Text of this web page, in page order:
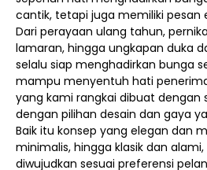
cantik, tetapi juga memiliki pesan
Dari perayaan ulang tahun,
lamaran, hingga ungkapan duka
selalu siap menghadirkan bunga
mampu menyentuh hati
yang kami rangkai dibuat dengan
dengan pilihan desain dan gaya
Baik itu konsep yang elegan dan
minimalis, hingga klasik dan
diwujudkan sesuai preferensi